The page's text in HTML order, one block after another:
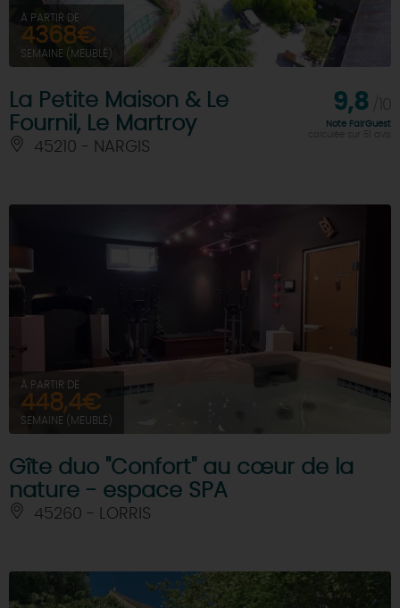
À PARTIR DE
4368€
SEMAINE (MEUBLÉ)
La Petite Maison & Le
Fournil, Le Martroy
45210 - NARGIS
9,8
Note FairGuest
À PARTIR DE
448,4€
SEMAINE (MEUBLÉ)
Gîte duo "Confort" au cœur de la
nature - espace SPA
45260 - LORRIS